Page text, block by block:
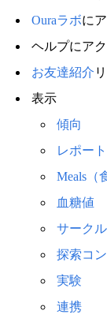
Ouraラボに
ヘルプにア
お友達紹介
表示
傾向
レポート
Meals（
血糖値
サークル
探索コ
実験
連携